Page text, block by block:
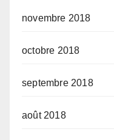
novembre 2018
octobre 2018
septembre 2018
août 2018